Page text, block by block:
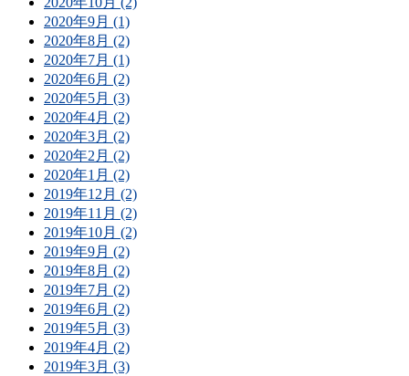
2020年9月 (1)
2020年8月 (2)
2020年7月 (1)
2020年6月 (2)
2020年5月 (3)
2020年4月 (2)
2020年3月 (2)
2020年2月 (2)
2020年1月 (2)
2019年12月 (2)
2019年11月 (2)
2019年10月 (2)
2019年9月 (2)
2019年8月 (2)
2019年7月 (2)
2019年6月 (2)
2019年5月 (3)
2019年4月 (2)
2019年3月 (3)